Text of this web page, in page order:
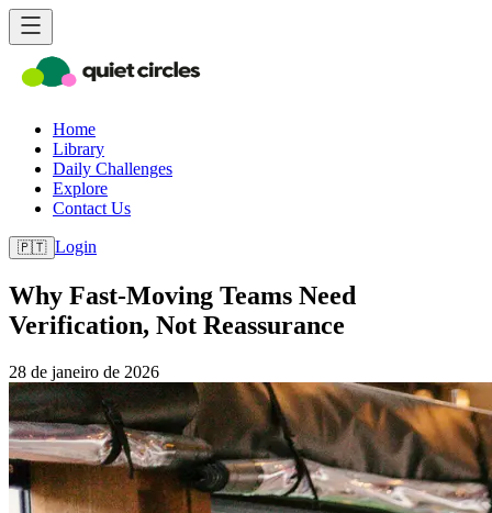
Home
Library
Daily Challenges
Explore
Contact Us
🇵🇹 Login
Why Fast-Moving Teams Need
Verification, Not Reassurance
28 de janeiro de 2026